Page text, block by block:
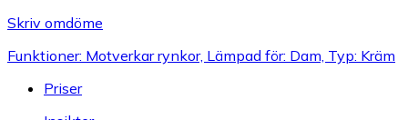
Skriv omdöme
Funktioner: Motverkar rynkor, Lämpad för: Dam, Typ: Kräm
Priser